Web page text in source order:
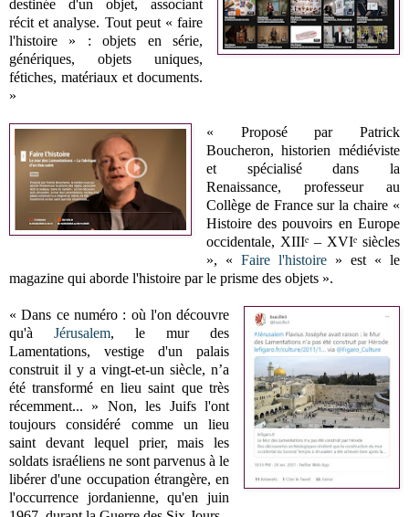
destinée d'un objet, associant
récit et analyse. Tout peut « faire
l'histoire » : objets en série,
génériques, objets uniques,
fétiches, matériaux et documents.
»
« Proposé par Patrick
Boucheron, historien médiéviste
et spécialisé dans la
Renaissance, professeur au
Collège de France sur la chaire «
Histoire des pouvoirs en Europe
occidentale, XIIIᵉ – XVIᵉ siècles
», « Faire l'histoire» est « le
magazine qui aborde l'histoire par le prisme des objets ».
« Dans ce numéro : où l'on découvre
qu'àJérusalem, le mur des
Lamentations, vestige d'un palais
construit il y a vingt-et-un siècle, n’a
été transformé en lieu saint que très
récemment... » Non, les Juifs l'ont
toujours considéré comme un lieu
saint devant lequel prier, mais les
soldats israéliens ne sont parvenus à le
libérer d'une occupation étrangère, en
l'occurrence jordanienne, qu'en juin